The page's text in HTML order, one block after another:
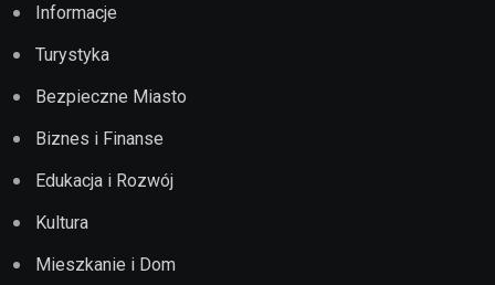
Informacje
Turystyka
Bezpieczne Miasto
Biznes i Finanse
Edukacja i Rozwój
Kultura
Mieszkanie i Dom